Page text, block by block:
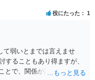
役にたった 1
て弱いとまでは言えませ
することもあり得ますが、
とで、関係が認定される余